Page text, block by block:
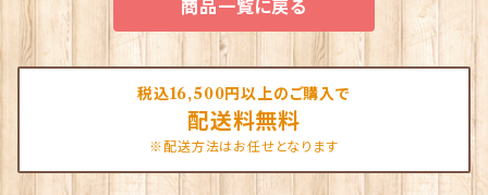
商品一覧に戻る
税込16,500円以上のご購入で
配送料無料
※配送方法はお任せとなります